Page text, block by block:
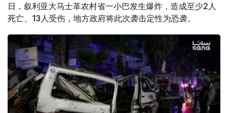
日，叙利亚大马士革农村省一小巴发生爆炸，造成至少2人
死亡、13人受伤，地方政府将此次袭击定性为恐袭。